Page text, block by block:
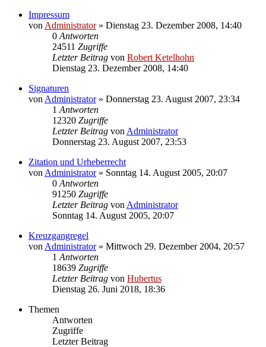
Impressum
von Administrator» Dienstag 23. Dezember 2008, 14:40
0 Antworten
24511 Zugriffe
Letzter Beitrag von Robert Ketelhohn
Dienstag 23. Dezember 2008, 14:40
Signaturen
von Administrator» Donnerstag 23. August 2007, 23:34
1 Antworten
12320 Zugriffe
Letzter Beitrag von Administrator
Donnerstag 23. August 2007, 23:53
Zitation und Urheberrecht
von Administrator» Sonntag 14. August 2005, 20:07
0 Antworten
91250 Zugriffe
Letzter Beitrag von Administrator
Sonntag 14. August 2005, 20:07
Kreuzgangregel
von Administrator» Mittwoch 29. Dezember 2004, 20:57
1 Antworten
18639 Zugriffe
Letzter Beitrag von Hubertus
Dienstag 26. Juni 2018, 18:36
Themen
Antworten
Zugriffe
Letzter Beitrag